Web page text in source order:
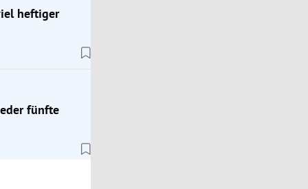
wird
heftiger
fünfte